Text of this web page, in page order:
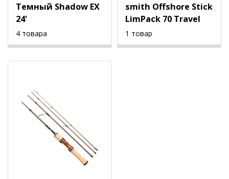
Темный Shadow EX
24'
4 товара
smith Offshore Stick
LimPack 70 Travel
1 товар